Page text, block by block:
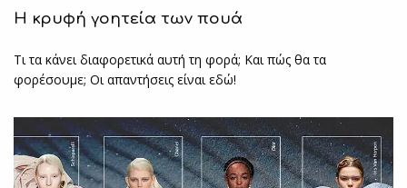
Η κρυφή γοητεία των πουά
Τι τα κάνει διαφορετικά αυτή τη φορά; Και πώς θα τα
φορέσουμε; Οι απαντήσεις είναι εδώ!